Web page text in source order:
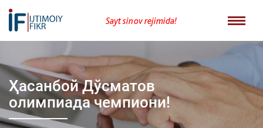
Sayt sinov rejimida!
Ҳасанбой Дўсматов
олимпиада чемпиони!